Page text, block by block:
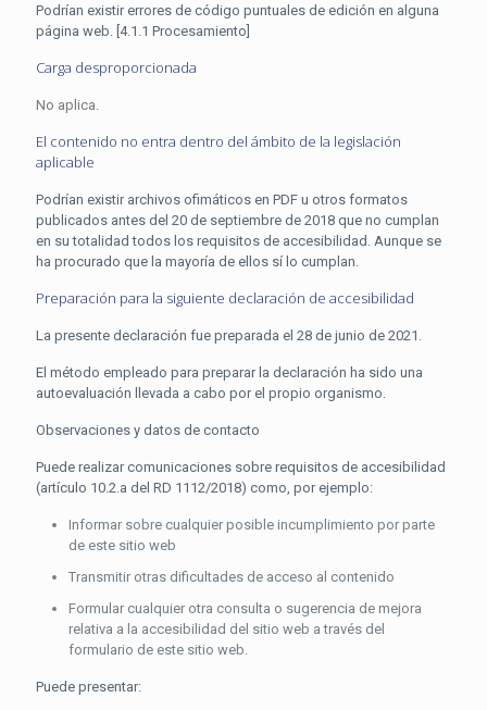
Podrían existir errores de código puntuales de edición en alguna
página web. [4.1.1 Procesamiento]
Carga desproporcionada
No aplica.
El contenido no entra dentro del ámbito de la legislación
aplicable
Podrían existir archivos ofimáticos en PDF u otros formatos
publicados antes del 20 de septiembre de 2018 que no cumplan
en su totalidad todos los requisitos de accesibilidad. Aunque se
ha procurado que la mayoría de ellos sí lo cumplan.
Preparación para la siguiente declaración de accesibilidad
La presente declaración fue preparada el 28 de junio de 2021.
El método empleado para preparar la declaración ha sido una
autoevaluación llevada a cabo por el propio organismo.
Observaciones y datos de contacto
Puede realizar comunicaciones sobre requisitos de accesibilidad
(artículo 10.2.a del RD 1112/2018) como, por ejemplo:
Informar sobre cualquier posible incumplimiento por parte
de este sitio web
Transmitir otras dificultades de acceso al contenido
Formular cualquier otra consulta o sugerencia de mejora
relativa a la accesibilidad del sitio web a través del
formulario de este sitio web.
Puede presentar: